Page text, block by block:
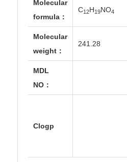
Molecular
formula：
C12H19NO4
Molecular
weight：
241.28
MDL
NO：
Clogp